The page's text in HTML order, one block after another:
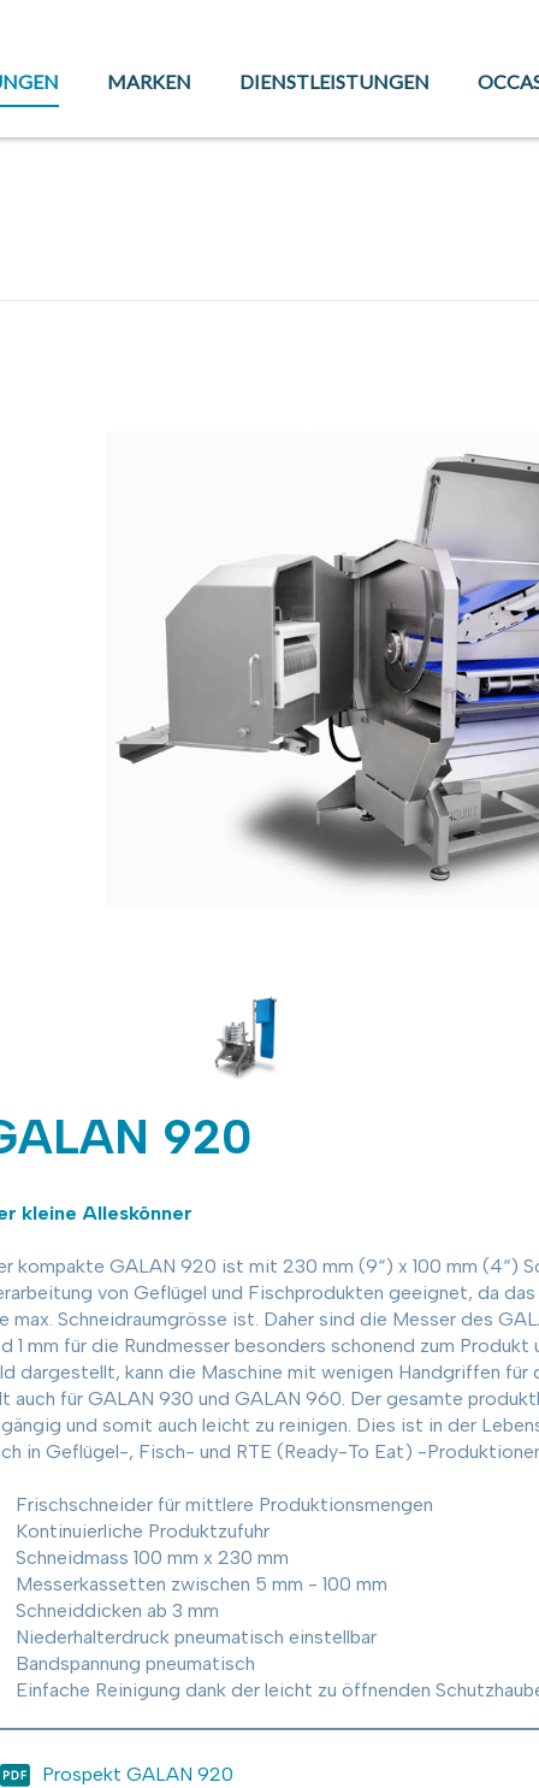
MARKEN DIENSTLEISTUNGEN
920
kleine Alleskönner
kompakte GALAN 920 ist mit 230 mm (9“) x 100 mm (4“)
von Geflügel und Fischprodukten geeignet, da
max. Schneidraumgrösse ist. Daher sind die Messer des
1 mm für die Rundmesser besonders schonend zum
dargestellt, kann die Maschine mit wenigen Handgriffen
auch für GALAN 930 und GALAN 960. Der gesamte
und somit auch leicht zu reinigen. Dies ist in der
in Geflügel-, Fisch- und RTE (Ready-To Eat) -
Frischschneider für mittlere Produktionsmengen
Kontinuierliche Produktzufuhr
Schneidmass 100 mm x 230 mm
Messerkassetten zwischen 5 mm - 100 mm
Schneiddicken ab 3 mm
Niederhalterdruck pneumatisch einstellbar
Bandspannung pneumatisch
Einfache Reinigung dank der leicht zu öffnenden
Prospekt GALAN 920